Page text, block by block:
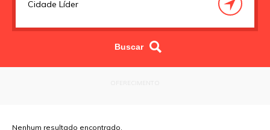
Nenhum resultado encontrado.